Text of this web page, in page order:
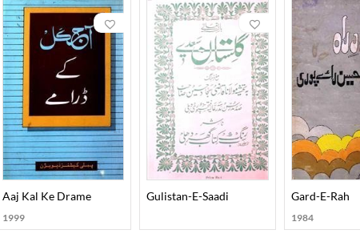
Aaj Kal Ke Drame
1999
Gulistan-E-Saadi Gard-E-Rah
1984